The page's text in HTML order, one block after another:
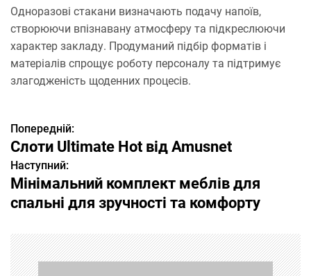
Одноразові стакани визначають подачу напоїв,
створюючи впізнавану атмосферу та підкреслюючи
характер закладу. Продуманий підбір форматів і
матеріалів спрощує роботу персоналу та підтримує
злагодженість щоденних процесів.
Н
а
в
г
Попередній:
Слоти Ultimate Hot від Amusnet
Наступний:
Мінімальний комплект меблів для
спальні для зручності та комфорту